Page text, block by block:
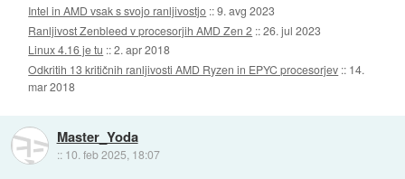
Intel in AMD vsak s svojo ranljivostjo ::9. avg 2023
Ranljivost Zenbleed v procesorjih AMD Zen 2 ::26. jul 2023
Linux 4.16 je tu ::2. apr 2018
Odkritih 13 kritičnih ranljivosti AMD Ryzen in EPYC procesorjev :: 14.
mar 2018
Master_Yoda
:: 10. feb 2025, 18:07